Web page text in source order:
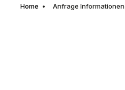
Home Anfrage Informationen